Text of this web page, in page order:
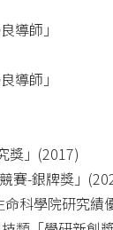
導師」
導師」
獎」(2017)
賽-銀牌獎」
科學院研究績